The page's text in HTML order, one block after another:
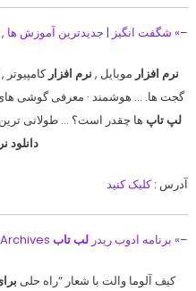
–» شگفت انگیز | جدیدترین آموزش ها ,
نرم افزار موبایل , نرم افزار کامپیوتر
گجت ها. … هوشمند · معرفی گوشی
لپ‌ تاپ‌ ها چقدر است؟ … طولانی
دانلود
آدرس :کلیک کنید
–» برنامه ادوب ریدر لب تابArchives –
کیف آلوما والت با شعار “راه حلی